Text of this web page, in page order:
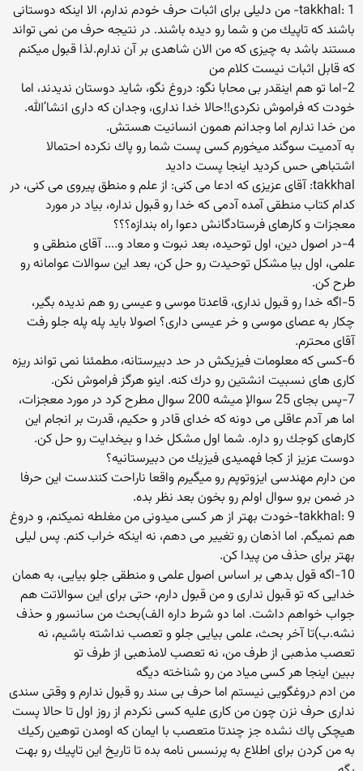
takkhal: 1- من دلیلی برای اثبات حرف خودم ندارم، الا اینكه دوستانی
باشند كه تاپیك من و شما رو دیده باشند. در نتیجه حرف من نمی تواند
مستند باشد به چیزی كه من الان شاهدی بر آن ندارم.لذا قبول میكنم
كه قابل اثبات نیست كلام من
2-اما تو هم اینقدر بی محابا نگو: دروغ نگو، شاید دوستان ندیدند، اما
خودت كه فراموش نكردی!!حالا خدا نداری، وجدان كه داری انشا’الله.
من خدا ندارم اما وجدانم همون انسانیت هستش.
به آدمیت سوگند میخورم كسی پست شما رو پاك نكرده احتمالا
اشتباهی حس كردید اینجا پست دادید
takkhal: آقای عزیزی كه ادعا می كنی: از علم و منطق پیروی می كنی، در
كدام كتاب منطقی آمده آدمی كه خدا رو قبول نداره، بیاد در مورد
معجزات و كارهای فرستادگانش دعوا راه بندازه؟؟؟
4-در اصول دین، اول توحیده، بعد نبوت و معاد و.... آقای منطقی و
علمی، اول بیا مشكل توحیدت رو حل كن، بعد این سوالات عوامانه رو
طرح كن.
5-اگه خدا رو قبول نداری، قاعدتا موسی و عیسی رو هم ندیده بگیر،
چكار به عصای موسی و خر عیسی داری؟ اصولا باید پله پله جلو رفت
آقای محترم.
6-كسی كه معلومات فیزیكش در حد دبیرستانه، مطمئنا نمی تواند ریزه
كاری های نسبیت انشتین رو درك كنه. اینو هرگز فراموش نكن.
7-پس بجای 25 سوالإ میشه 200 سوال مطرح كرد در مورد معجزات،
اما هر آدم عاقلی می دونه كه خدای قادر و حكیم، قدرت بر انجام این
كارهای كوجك رو داره. شما اول مشكل خدا و بیخدایت رو حل كن.
دوست عزیز از كجا فهمیدی فیزیك من دبیرستانیه؟
من دارم مهندسی ایزوتوپم رو میگیرم واقعا ناراحت كنندست این حرفا
در ضمن برو سوال اولم رو بخون بعد نظر بده.
takkhal: 9-خودت بهتر از هر كسی میدونی من مغلطه نمیكنم، و دروغ
هم نمیگم. اما اذهان رو تغییر می دهم، نه اینكه خراب كنم. پس لیلی
بهتر برای حذف من پیدا كن.
10-اگه قول بدهی بر اساس اصول علمی و منطقی جلو بیایی، به همان
خدایی كه تو قبول نداری و من قبول دارم، حتی برای این سوالاتت هم
جواب خواهم داشت. اما دو شرط داره الف)بحث من سانسور و حذف
نشه.ب)تا آخر بحث، علمی بیایی جلو و تعصب نداشته باشیم، نه
تعصب مذهبی از طرف من، نه تعصب لامذهبی از طرف تو
ببین اینجا هر كسی میاد من رو شناخته دیگه
من ادم دروغگویی نیستم اما حرف بی سند رو قبول ندارم و وقتی سندی
نداری حرف نزن چون من كاری علیه كسی نكردم از روز اول تا حالا پست
هیچكی پاك نشده جز چندتا متعصب با ایمان كه اومدن توهین ركیك
به من كردن برای اطلاع به پرنسس نامه بده تا تاریخ این تاپیك رو بهت